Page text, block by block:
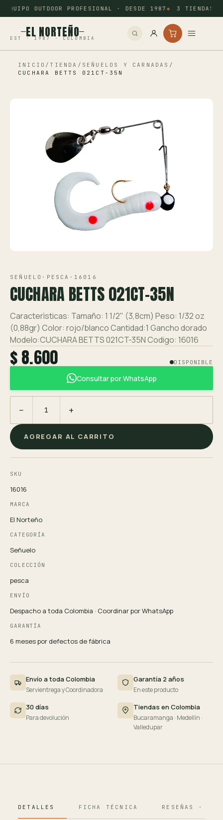
EQUIPO OUTDOOR PROFESIONAL · DESDE 1987 3 TIENDAS:
EL NORTEÑO
EST · 1987 · COLOMBIA
Inicio
Tiro Deportivo
Ver toda la tienda →
Contáctanos
INICIO / TIENDA / SEÑUELOS Y CARNADAS /
CUCHARA BETTS 021CT-35N
SEÑUELO · PESCA · 16016
CUCHARA BETTS 021CT-35N
Caracterìsticas: Tamaño: 1 1/2" (3,8cm) Peso: 1/32 oz
(0,88gr) Color: rojo/blanco Cantidad:1 Gancho dorado
Modelo:CUCHARA BETTS 021CT-35N Codigo: 16016
$ 8.600 DISPONIBLE
Consultar por WhatsApp
− +
AGREGAR AL CARRITO
SKU
16016
MARCA
El Norteño
CATEGORÍA
Señuelo
COLECCIÓN
pesca
ENVÍO
Despacho a toda Colombia · Coordinar por WhatsApp
GARANTÍA
6 meses por defectos de fábrica
Envío a toda Colombia
Servientrega y Coordinadora
Garantía 2 años
En este producto
30 días
Para devolución
Tiendas en Colombia
Bucaramanga · Medellín ·
Valledupar
DETALLES FICHA TÉCNICA RESEÑAS · 124